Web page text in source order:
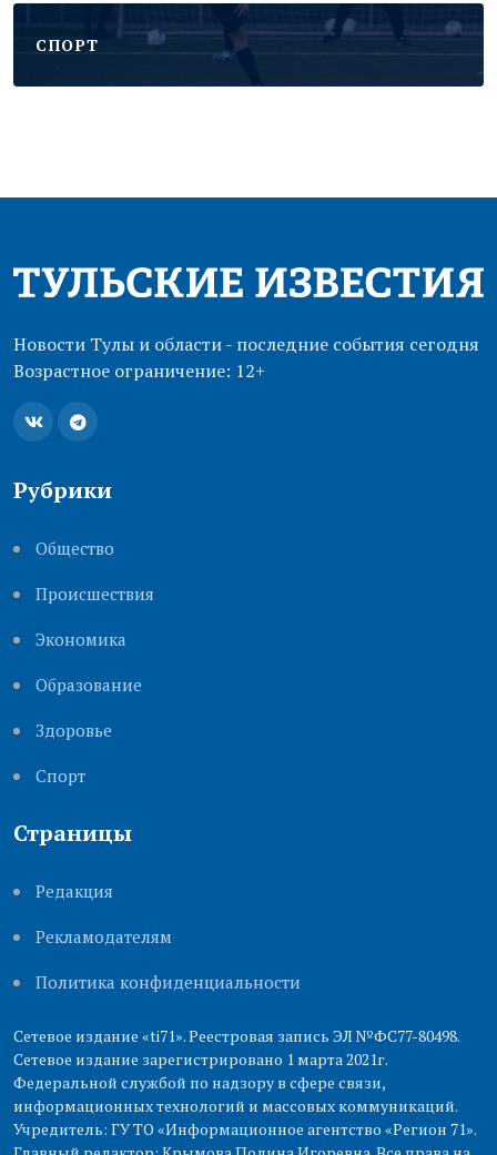
CПОРТ
Новости Тулы и области - последние события сегодня
Возрастное ограничение: 12+
Рубрики
Общество
Происшествия
Экономика
Образование
Здоровье
Cпорт
Страницы
Редакция
Рекламодателям
Политика конфиденциальности
Сетевое издание «ti71». Реестровая запись ЭЛ №ФС77-80498.
Сетевое издание зарегистрировано 1 марта 2021г.
Федеральной службой по надзору в сфере связи,
информационных технологий и массовых коммуникаций.
Учредитель: ГУ ТО «Информационное агентство «Регион 71».